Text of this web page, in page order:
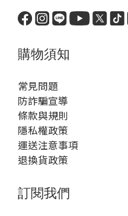
購物須知
常見問題
防詐騙宣導
條款與規則
隱私權政策
運送注意事項
退換貨政策
訂閱我們